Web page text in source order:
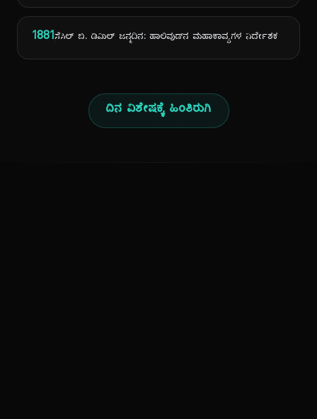
1881ಸೆಸಿಲ್ ಬಿ. ಡಿಮಿಲ್ ಜನ್ಮದಿನ: ಹಾಲಿವುಡ್‌ನ ಮಹಾಕಾವ್ಯಗಳ ನಿರ್ದೇಶಕ
ದಿನ ವಿಶೇಷಕ್ಕೆ ಹಿಂತಿರುಗಿ